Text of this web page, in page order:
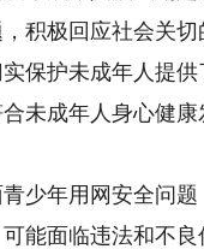
积极回应社会关
保护未成年人提
未成年人身心健
年用网安全问题
能面临违法和不